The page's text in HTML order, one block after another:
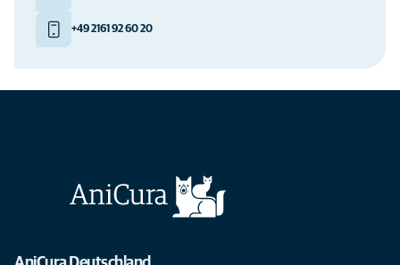
+49 2161 92 60 20